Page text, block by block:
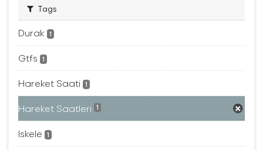
Tags
Durak 1
Gtfs 1
Hareket Saati 1
Hareket Saatleri 1
Iskele 1